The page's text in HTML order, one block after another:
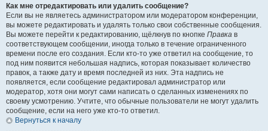
Как мне отредактировать или удалить сообщение?
Если вы не являетесь администратором или модератором конференции,
вы можете редактировать и удалять только свои собственные сообщения.
Вы можете перейти к редактированию, щёлкнув по кнопке Правка в
соответствующем сообщении, иногда только в течение ограниченного
времени после его создания. Если кто-то уже ответил на сообщение, то
под ним появится небольшая надпись, которая показывает количество
правок, а также дату и время последней из них. Эта надпись не
появляется, если сообщение редактировал администратор или
модератор, хотя они могут сами написать о сделанных изменениях по
своему усмотрению. Учтите, что обычные пользователи не могут удалить
сообщение, если на него уже кто-то ответил.
Вернуться к началу